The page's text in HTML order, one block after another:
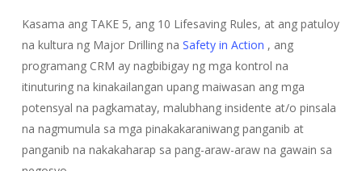
Kasama ang TAKE 5, ang 10 Lifesaving Rules, at ang patuloy
na kultura ng Major Drilling na Safety in Action , ang
programang CRM ay nagbibigay ng mga kontrol na
itinuturing na kinakailangan upang maiwasan ang mga
potensyal na pagkamatay, malubhang insidente at/o pinsala
na nagmumula sa mga pinakakaraniwang panganib at
panganib na nakakaharap sa pang-araw-araw na gawain sa